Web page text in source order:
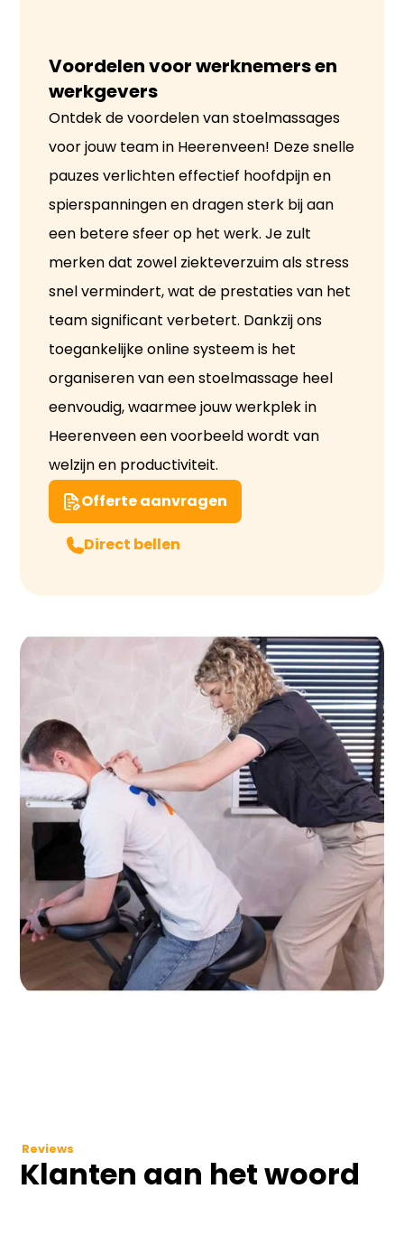
Voordelen voor werknemers en
werkgevers
Ontdek de voordelen van stoelmassages
voor jouw team in Heerenveen! Deze snelle
pauzes verlichten effectief hoofdpijn en
spierspanningen en dragen sterk bij aan
een betere sfeer op het werk. Je zult
merken dat zowel ziekteverzuim als stress
snel vermindert, wat de prestaties van het
team significant verbetert. Dankzij ons
toegankelijke online systeem is het
organiseren van een stoelmassage heel
eenvoudig, waarmee jouw werkplek in
Heerenveen een voorbeeld wordt van
welzijn en productiviteit.
Offerte aanvragen
Direct bellen
Reviews
Klanten aan het woord